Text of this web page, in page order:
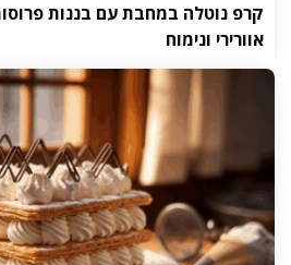
קרפ נוטלה במחבת עם בננות
אוורירי ונימוח